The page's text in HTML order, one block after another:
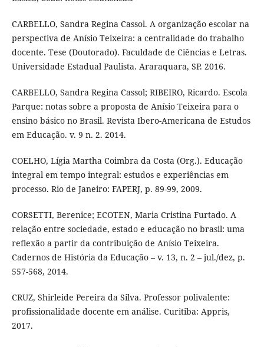
CARBELLO, Sandra Regina Cassol. A organização escolar na
perspectiva de Anísio Teixeira: a centralidade do trabalho
docente. Tese (Doutorado). Faculdade de Ciências e Letras.
Universidade Estadual Paulista. Araraquara, SP. 2016.
CARBELLO, Sandra Regina Cassol; RIBEIRO, Ricardo. Escola
Parque: notas sobre a proposta de Anísio Teixeira para o
ensino básico no Brasil. Revista Ibero-Americana de Estudos
em Educação. v. 9 n. 2. 2014.
COELHO, Lígia Martha Coimbra da Costa (Org.). Educação
integral em tempo integral: estudos e experiências em
processo. Rio de Janeiro: FAPERJ, p. 89-99, 2009.
CORSETTI, Berenice; ECOTEN, Maria Cristina Furtado. A
relação entre sociedade, estado e educação no brasil: uma
reflexão a partir da contribuição de Anísio Teixeira.
Cadernos de História da Educação – v. 13, n. 2 – jul./dez, p.
557-568, 2014.
CRUZ, Shirleide Pereira da Silva. Professor polivalente:
profissionalidade docente em análise. Curitiba: Appris,
2017.